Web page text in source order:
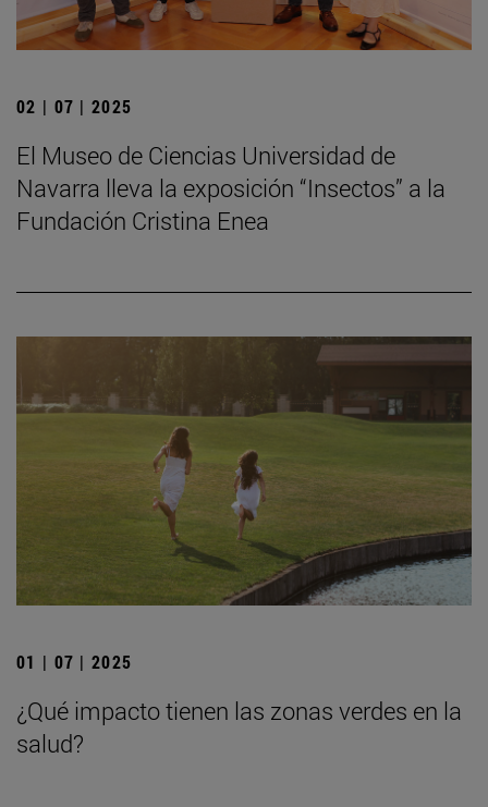
02 | 07 | 2025
El Museo de Ciencias Universidad de
Navarra lleva la exposición “Insectos” a la
Fundación Cristina Enea
01 | 07 | 2025
¿Qué impacto tienen las zonas verdes en la
salud?